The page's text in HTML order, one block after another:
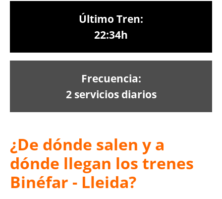
Último Tren:
22:34h
Frecuencia:
2 servicios diarios
¿De dónde salen y a
dónde llegan los trenes
Binéfar - Lleida?